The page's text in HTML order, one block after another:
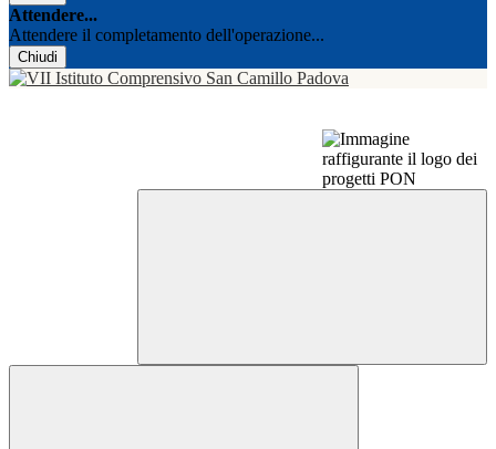
Attendere...
Attendere il completamento dell'operazione...
Chiudi